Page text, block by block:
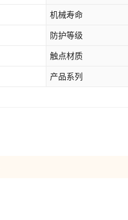
机械寿命
防护等级
触点材质
产品系列